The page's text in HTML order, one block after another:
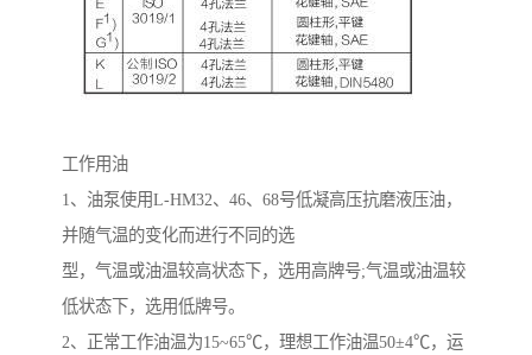
工作用油
1、油泵使用L-HM32、 46、 68号低凝高压抗磨液压油，
并随气温的变化而进行不同的选
型，气温或油温较高状态下，选用高牌号;气温或油温较
低状态下，选用低牌号。
2、正常工作油温为15~65℃，理想工作油温50±4℃，运